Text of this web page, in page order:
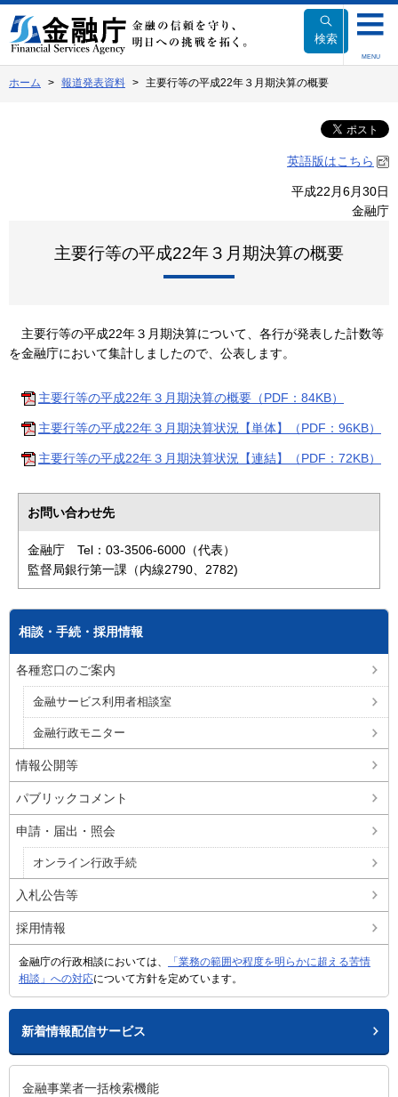
文
へ
動
検索
MENU
ホーム 報道発表資料 主要行等の平成22年３月期決算の概要
英語版はこちら
平成22月6月30日
金融庁
主要行等の平成22年３月期決算の概要
主要行等の平成22年３月期決算について、各行が発表した計数等
を金融庁において集計しましたので、公表します。
主要行等の平成22年３月期決算の概要（PDF：84KB）
主要行等の平成22年３月期決算状況【単体】（PDF：96KB）
主要行等の平成22年３月期決算状況【連結】（PDF：72KB）
お問い合わせ先
金融庁 Tel：03-3506-6000（代表）
監督局銀行第一課（内線2790、2782)
相談・手続・採用情報
各種窓口のご案内
金融サービス利用者相談室
金融行政モニター
情報公開等
パブリックコメント
申請・届出・照会
オンライン行政手続
入札公告等
採用情報
金融庁の行政相談においては、
「業務の範囲や程度を明らかに超える苦情
相談」への対応について方針を定めています。
新着情報配信サービス
金融事業者一括検索機能